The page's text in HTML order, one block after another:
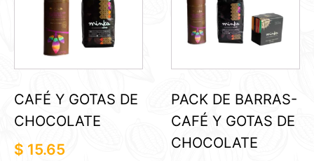
CAFÉ Y GOTAS DE
CHOCOLATE
$ 15.65
PACK DE BARRAS-
CAFÉ Y GOTAS DE
CHOCOLATE